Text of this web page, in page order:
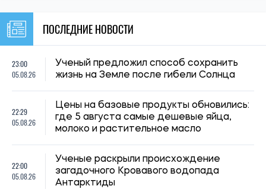
ПОСЛЕДНИЕ НОВОСТИ
23:00
05.08.26
Ученый предложил способ сохранить
жизнь на Земле после гибели Солнца
22:29
05.08.26
Цены на базовые продукты обновились:
где 5 августа самые дешевые яйца,
молоко и растительное масло
22:00
05.08.26
Ученые раскрыли происхождение
загадочного Кровавого водопада
Антарктиды